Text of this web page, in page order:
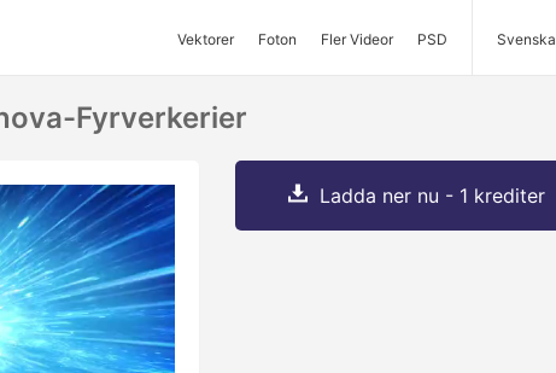
Vektorer Foton Fler Videor PSD Svenska
Fyrverkerier
Ladda ner nu - 1 krediter